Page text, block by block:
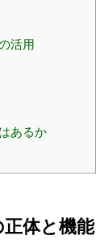
活用
あるか
体と機能